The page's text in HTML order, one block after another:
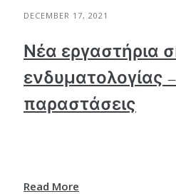
DECEMBER 17, 2021
Νέα εργαστήρια
ενδυματολογίας
παραστάσεις
Read More